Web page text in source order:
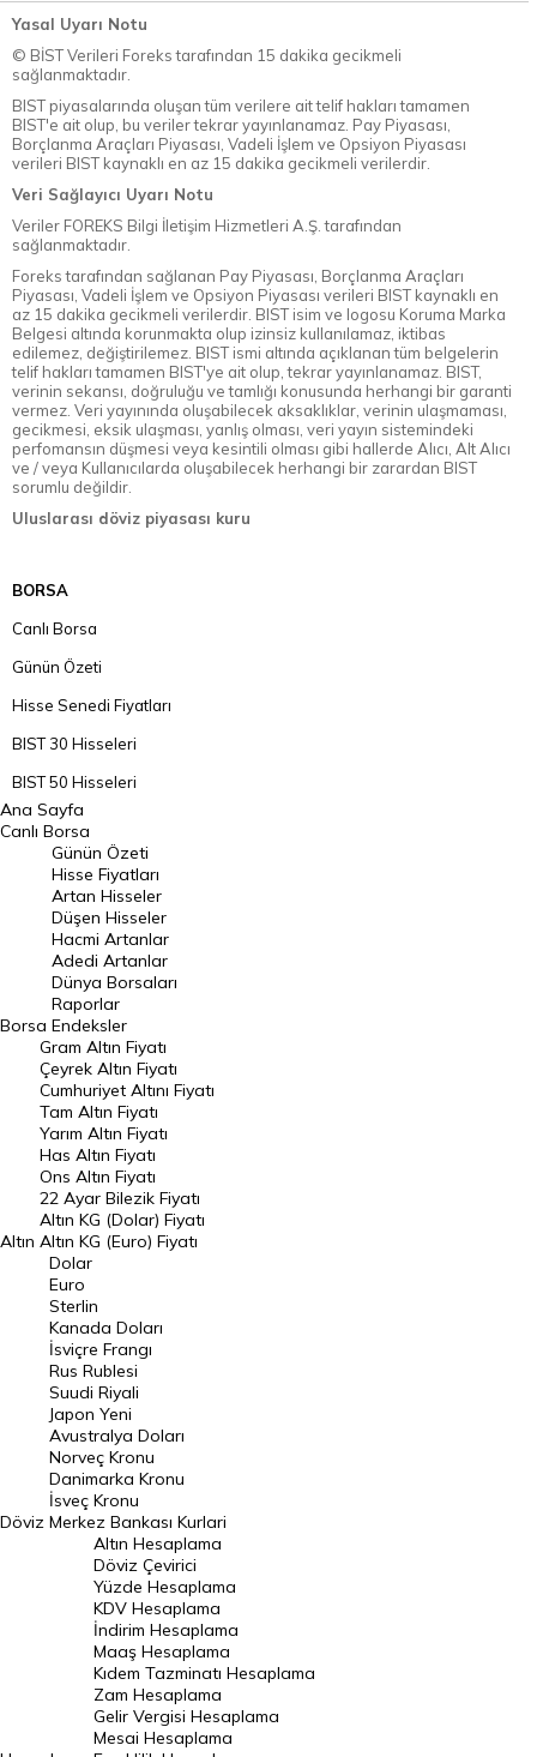
Yasal Uyarı Notu
© BİST Verileri Foreks tarafından 15 dakika gecikmeli
sağlanmaktadır.
BIST piyasalarında oluşan tüm verilere ait telif hakları tamamen
BIST'e ait olup, bu veriler tekrar yayınlanamaz. Pay Piyasası,
Borçlanma Araçları Piyasası, Vadeli İşlem ve Opsiyon Piyasası
verileri BIST kaynaklı en az 15 dakika gecikmeli verilerdir.
Veri Sağlayıcı Uyarı Notu
Veriler FOREKS Bilgi İletişim Hizmetleri A.Ş. tarafından
sağlanmaktadır.
Foreks tarafından sağlanan Pay Piyasası, Borçlanma Araçları
Piyasası, Vadeli İşlem ve Opsiyon Piyasası verileri BIST kaynaklı en
az 15 dakika gecikmeli verilerdir. BIST isim ve logosu Koruma Marka
Belgesi altında korunmakta olup izinsiz kullanılamaz, iktibas
edilemez, değiştirilemez. BIST ismi altında açıklanan tüm belgelerin
telif hakları tamamen BIST'ye ait olup, tekrar yayınlanamaz. BIST,
verinin sekansı, doğruluğu ve tamlığı konusunda herhangi bir garanti
vermez. Veri yayınında oluşabilecek aksaklıklar, verinin ulaşmaması,
gecikmesi, eksik ulaşması, yanlış olması, veri yayın sistemindeki
perfomansın düşmesi veya kesintili olması gibi hallerde Alıcı, Alt Alıcı
ve / veya Kullanıcılarda oluşabilecek herhangi bir zarardan BIST
sorumlu değildir.
Uluslarası döviz piyasası kuru
BORSA
Canlı Borsa
Günün Özeti
Hisse Senedi Fiyatları
BIST 30 Hisseleri
BIST 50 Hisseleri
BIST 100 Hisseleri
En Çok Artan Hisseler
En Çok Düşen Hisseler
Hacmi Artanlar
Geçmiş Kapanışlar
Dünya Borsaları
Raporlar
Endeksler
DÖVİZ
Döviz Kuru
Dolar Kuru
Euro Kuru
Pound Kuru
Frank Kuru
Riyal Kuru
Avustralya Doları
Danimarka Kronu Kuru
Kanada Doları Kuru
Norveç Kronu Kuru
İsveç Kronu Kuru
Japon Yeni Kuru
Serbest Piyasa Döviz Kurları
Merkez Bankası Döviz Kurları
Ana Sayfa
Canlı Borsa
Borsa
Günün Özeti
Hisse Fiyatları
Artan Hisseler
Düşen Hisseler
Hacmi Artanlar
Adedi Artanlar
Dünya Borsaları
Raporlar
Endeksler
Altın
Gram Altın Fiyatı
Çeyrek Altın Fiyatı
Cumhuriyet Altını Fiyatı
Tam Altın Fiyatı
Yarım Altın Fiyatı
Has Altın Fiyatı
Ons Altın Fiyatı
22 Ayar Bilezik Fiyatı
Altın KG (Dolar) Fiyatı
Altın KG (Euro) Fiyatı
Döviz
Dolar
Euro
Sterlin
Kanada Doları
İsviçre Frangı
Rus Rublesi
Suudi Riyali
Japon Yeni
Avustralya Doları
Norveç Kronu
Danimarka Kronu
İsveç Kronu
Merkez Bankası Kurlari
Altın Hesaplama
Döviz Çevirici
Yüzde Hesaplama
KDV Hesaplama
İndirim Hesaplama
Maaş Hesaplama
Kıdem Tazminatı Hesaplama
Zam Hesaplama
Gelir Vergisi Hesaplama
Mesai Hesaplama